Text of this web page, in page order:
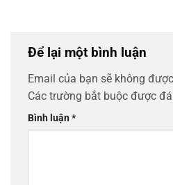
Để lại một bình luận
Email của bạn sẽ không
Các trường bắt buộc được
Bình luận*